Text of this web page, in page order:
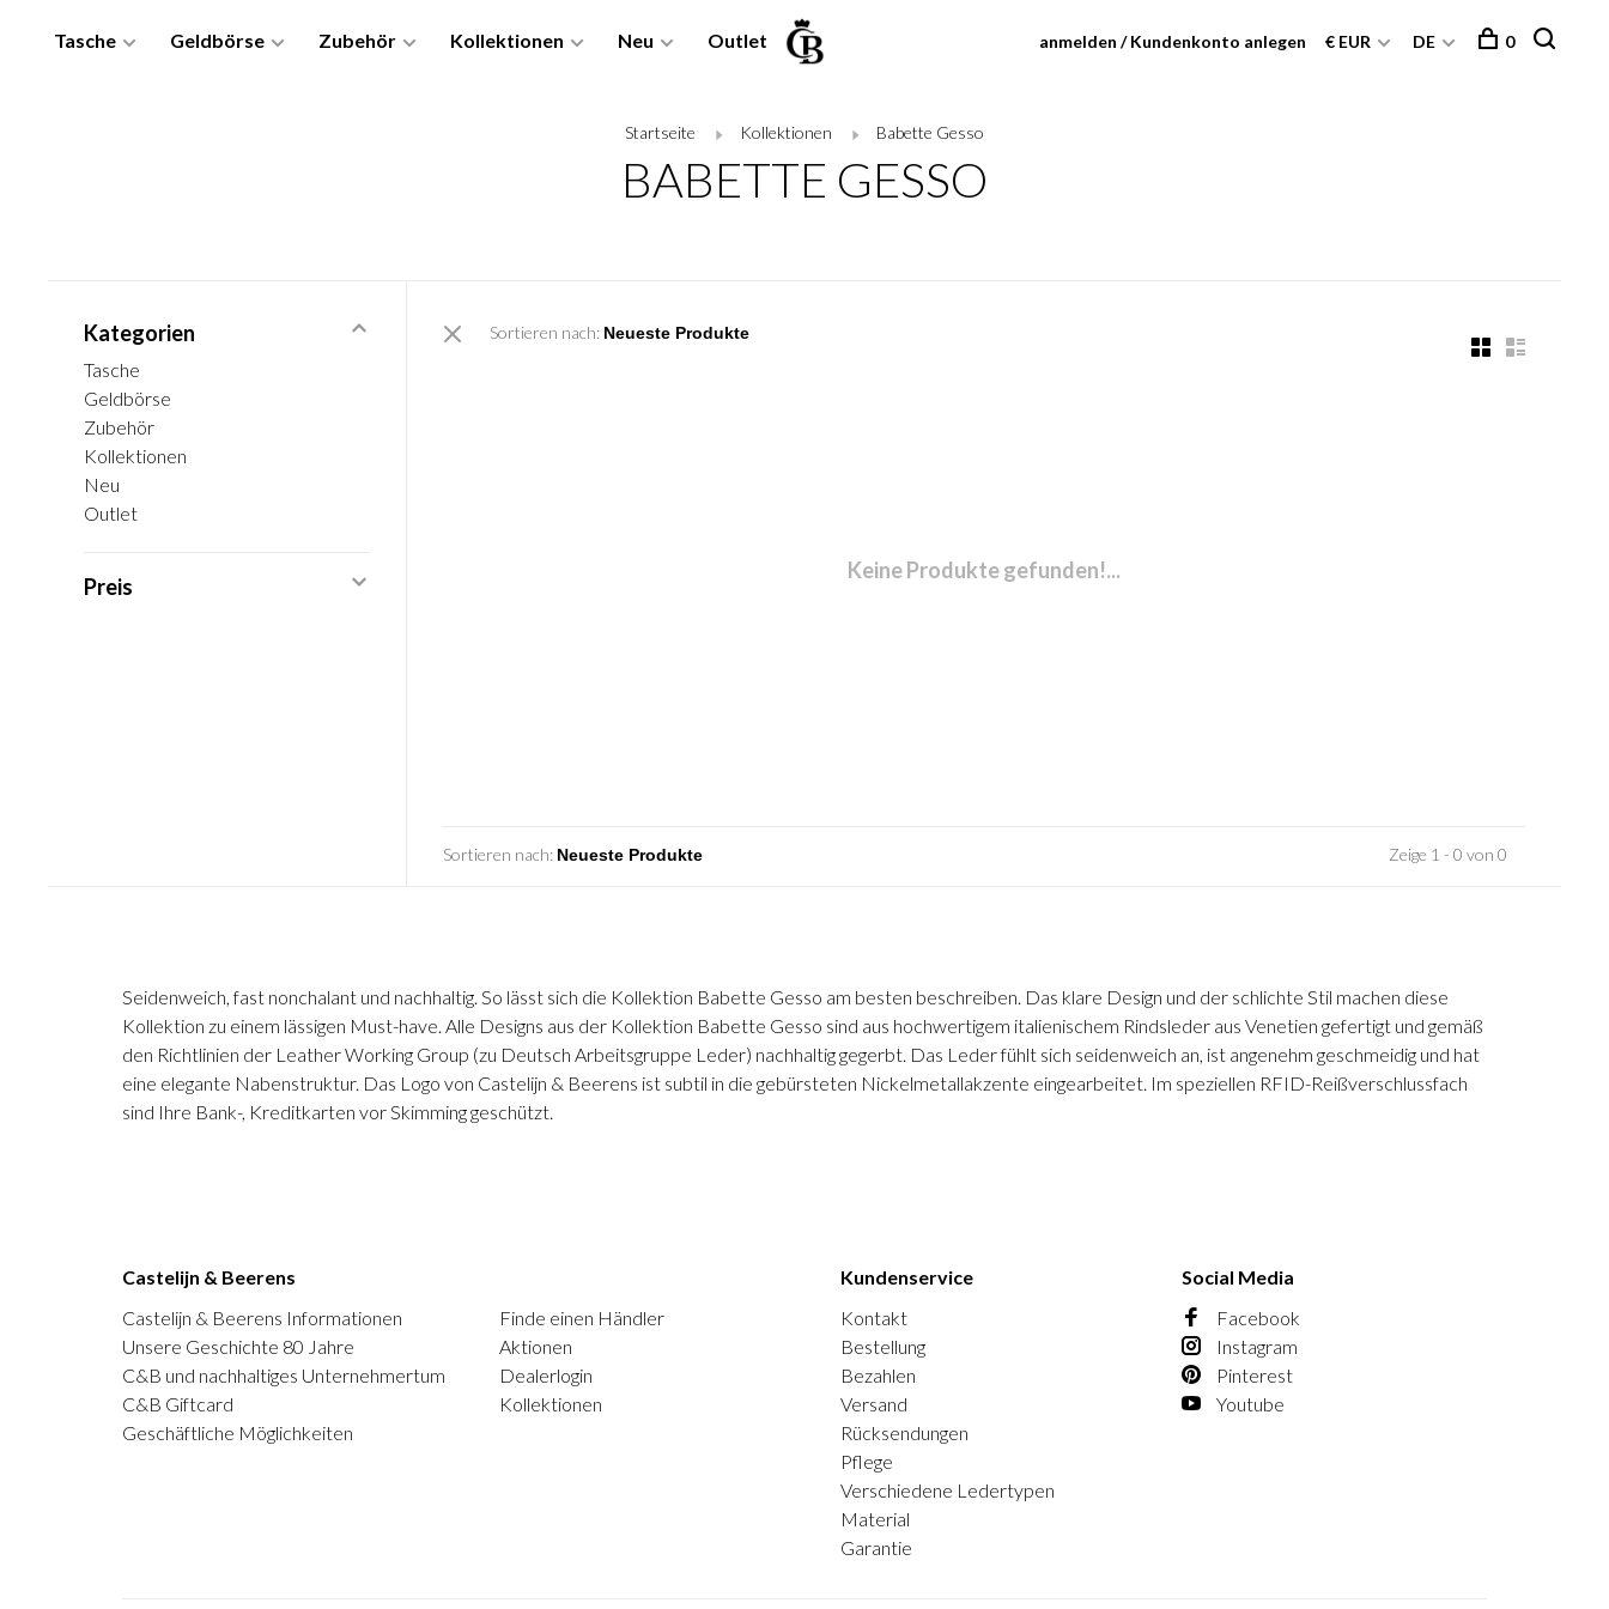
Tasche Geldbörse Zubehör Kollektionen Neu Outlet anmelden / Kundenkonto anlegen € EUR DE 0
Startseite Kollektionen Babette Gesso
BABETTE GESSO
Kategorien
Tasche
Geldbörse
Zubehör
Kollektionen
Neu
Outlet
Preis
Sortieren nach:
Keine Produkte gefunden!...
Sortieren nach: Zeige 1 - 0 von 0
Seidenweich, fast nonchalant und nachhaltig. So lässt sich die Kollektion Babette Gesso am besten beschreiben. Das klare Design und der schlichte Stil machen diese
Kollektion zu einem lässigen Must-have. Alle Designs aus der Kollektion Babette Gesso sind aus hochwertigem italienischem Rindsleder aus Venetien gefertigt und gemäß
den Richtlinien der Leather Working Group (zu Deutsch Arbeitsgruppe Leder) nachhaltig gegerbt. Das Leder fühlt sich seidenweich an, ist angenehm geschmeidig und hat
eine elegante Nabenstruktur. Das Logo von Castelijn & Beerens ist subtil in die gebürsteten Nickelmetallakzente eingearbeitet. Im speziellen RFID-Reißverschlussfach
sind Ihre Bank-, Kreditkarten vor Skimming geschützt.
Castelijn & Beerens
Castelijn & Beerens Informationen
Unsere Geschichte 80 Jahre
C&B und nachhaltiges Unternehmertum
C&B Giftcard
Geschäftliche Möglichkeiten
Finde einen Händler
Aktionen
Dealerlogin
Kollektionen
Kundenservice
Kontakt
Bestellung
Bezahlen
Versand
Rücksendungen
Pflege
Verschiedene Ledertypen
Material
Garantie
Social Media
Facebook
Instagram
Pinterest
Youtube